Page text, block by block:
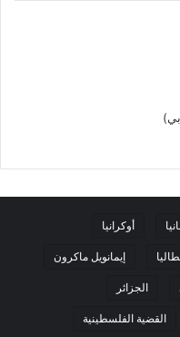
أوكرانيا
إيمانويل ماكرون
الجزائر
القضية الفلسطينية